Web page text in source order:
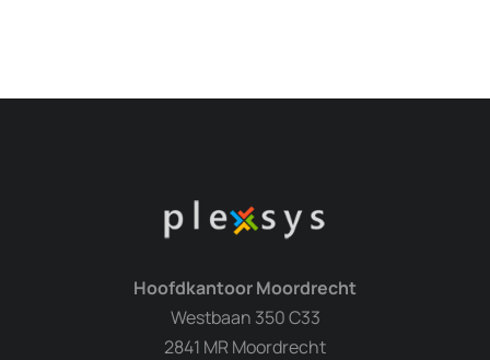
Hoofdkantoor Moordrecht
Westbaan 350 C33
2841 MR Moordrecht